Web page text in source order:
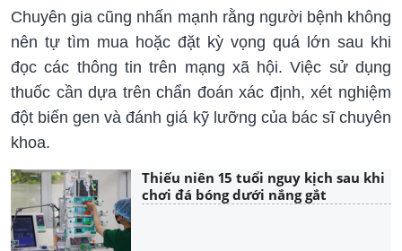
Chuyên gia cũng nhấn mạnh rằng người bệnh không
nên tự tìm mua hoặc đặt kỳ vọng quá lớn sau khi
đọc các thông tin trên mạng xã hội. Việc sử dụng
thuốc cần dựa trên chẩn đoán xác định, xét nghiệm
đột biến gen và đánh giá kỹ lưỡng của bác sĩ chuyên
khoa.
Thiếu niên 15 tuổi nguy kịch sau khi
chơi đá bóng dưới nắng gắt